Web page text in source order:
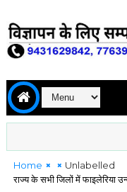
Home
Unlabelled
राज्य के सभी जिलों में फाइलेरिया